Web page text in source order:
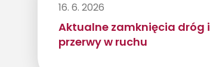
16. 6. 2026
Aktualne zamknięcia dróg i
przerwy w ruchu